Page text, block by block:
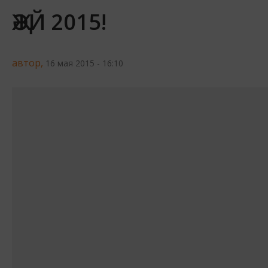
ҖӘЙ 2015!
автор, 16 мая 2015 - 16:10